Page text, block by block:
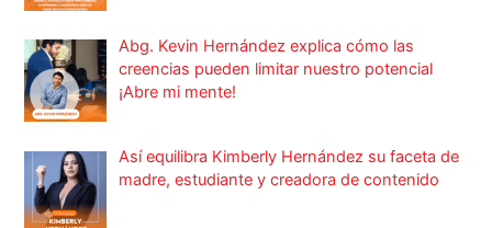
Abg. Kevin Hernández explica cómo las
creencias pueden limitar nuestro potencial
¡Abre mi mente!
Así equilibra Kimberly Hernández su faceta de
madre, estudiante y creadora de contenido